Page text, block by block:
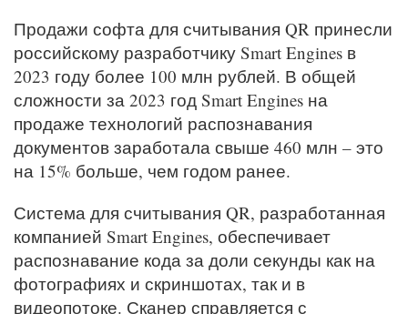
Продажи софта для считывания QR принесли
российскому разработчику Smart Engines в
2023 году более 100 млн рублей. В общей
сложности за 2023 год Smart Engines на
продаже технологий распознавания
документов заработала свыше 460 млн – это
на 15% больше, чем годом ранее.
Система для считывания QR, разработанная
компанией Smart Engines, обеспечивает
распознавание кода за доли секунды как на
фотографиях и скриншотах, так и в
видеопотоке. Сканер справляется с